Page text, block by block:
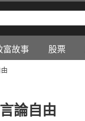
富故事 股票
論自由